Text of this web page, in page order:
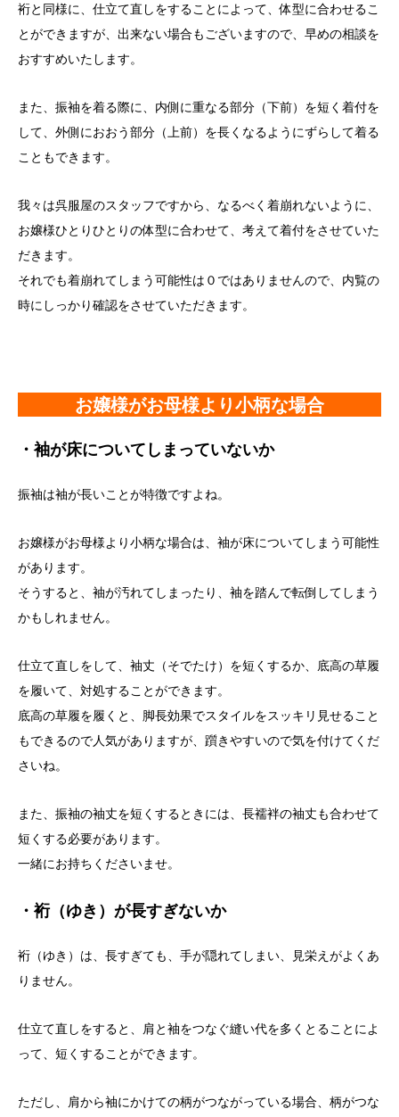
裄と同様に、仕立て直しをすることによって、体型に合わせるこ
とができますが、出来ない場合もございますので、早めの相談を
おすすめいたします。
また、振袖を着る際に、内側に重なる部分（下前）を短く着付を
して、外側におおう部分（上前）を長くなるようにずらして着る
こともできます。
我々は呉服屋のスタッフですから、なるべく着崩れないように、
お嬢様ひとりひとりの体型に合わせて、考えて着付をさせていた
だきます。
それでも着崩れてしまう可能性は０ではありませんので、内覧の
時にしっかり確認をさせていただきます。
お嬢様がお母様より小柄な場合
・袖が床についてしまっていないか
振袖は袖が長いことが特徴ですよね。
お嬢様がお母様より小柄な場合は、袖が床についてしまう可能性
があります。
そうすると、袖が汚れてしまったり、袖を踏んで転倒してしまう
かもしれません。
仕立て直しをして、袖丈（そでたけ）を短くするか、底高の草履
を履いて、対処することができます。
底高の草履を履くと、脚長効果でスタイルをスッキリ見せること
もできるので人気がありますが、躓きやすいので気を付けてくだ
さいね。
また、振袖の袖丈を短くするときには、長襦袢の袖丈も合わせて
短くする必要があります。
一緒にお持ちくださいませ。
・裄（ゆき）が長すぎないか
裄（ゆき）は、長すぎても、手が隠れてしまい、見栄えがよくあ
りません。
仕立て直しをすると、肩と袖をつなぐ縫い代を多くとることによ
って、短くすることができます。
ただし、肩から袖にかけての柄がつながっている場合、柄がつな